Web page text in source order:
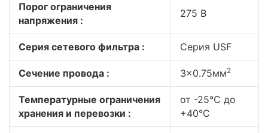
Порог ограничения
напряжения :
275 В
Серия сетевого фильтра : Серия USF
Сечение провода : 3x0.75мм2
Температурные ограничения
хранения и перевозки :
от -25°C до
+40°C